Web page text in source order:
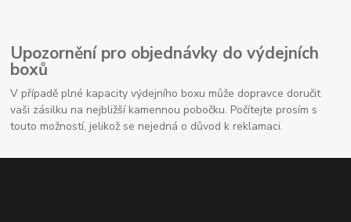
Upozornění pro objednávky do výdejních
boxů
V případě plné kapacity výdejního boxu může dopravce doručit
vaši zásilku na nejbližší kamennou pobočku. Počítejte prosím s
touto možností, jelikož se nejedná o důvod k reklamaci.